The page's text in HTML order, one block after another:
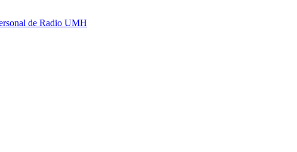
de Radio UMH